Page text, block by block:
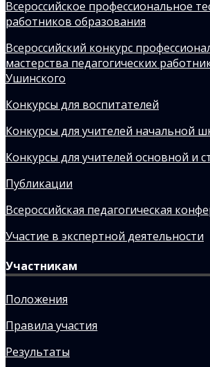
Всероссийское профессиональное
работников образования
Всероссийский конкурс
мастерства педагогических
Ушинского
Конкурсы для воспитателей
Конкурсы для учителей начальной
Конкурсы для учителей основной и
Публикации
Всероссийская педагогическая
Участие в экспертной деятельности
Участникам
Положения
Правила участия
Результаты